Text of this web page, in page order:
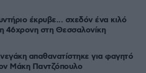
έκρυβε... σχεδόν ένα κιλό
46χρονη στη Θεσσαλονίκη
απαθανατίστηκε για φαγητό
Μάκη Παντζόπουλο